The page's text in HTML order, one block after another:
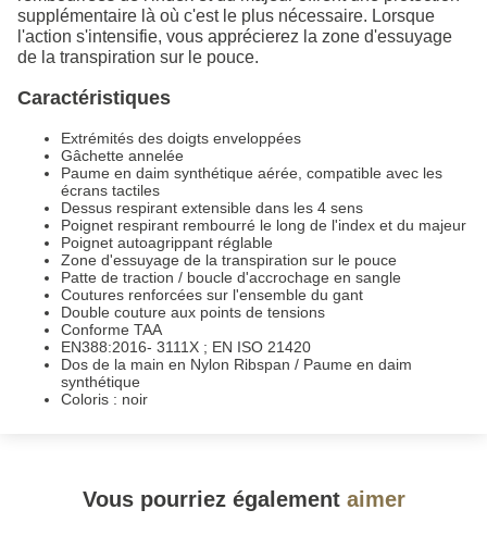
supplémentaire là où c'est le plus nécessaire. Lorsque
l'action s'intensifie, vous apprécierez la zone d'essuyage
de la transpiration sur le pouce.
Caractéristiques
Extrémités des doigts enveloppées
Gâchette annelée
Paume en daim synthétique aérée, compatible avec les
écrans tactiles
Dessus respirant extensible dans les 4 sens
Poignet respirant rembourré le long de l'index et du majeur
Poignet autoagrippant réglable
Zone d'essuyage de la transpiration sur le pouce
Patte de traction / boucle d'accrochage en sangle
Coutures renforcées sur l'ensemble du gant
Double couture aux points de tensions
Conforme TAA
EN388:2016- 3111X ; EN ISO 21420
Dos de la main en Nylon Ribspan / Paume en daim
synthétique
Coloris : noir
Vous pourriez également aimer